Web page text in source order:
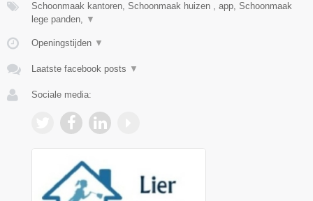
Schoonmaak kantoren, Schoonmaak huizen , app, Schoonmaak
lege panden, ▼
Openingstijden ▼
Laatste facebook posts ▼
Sociale media: